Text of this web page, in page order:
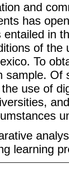
and
has
entailed in
of
To
sample. Of
use of
learning